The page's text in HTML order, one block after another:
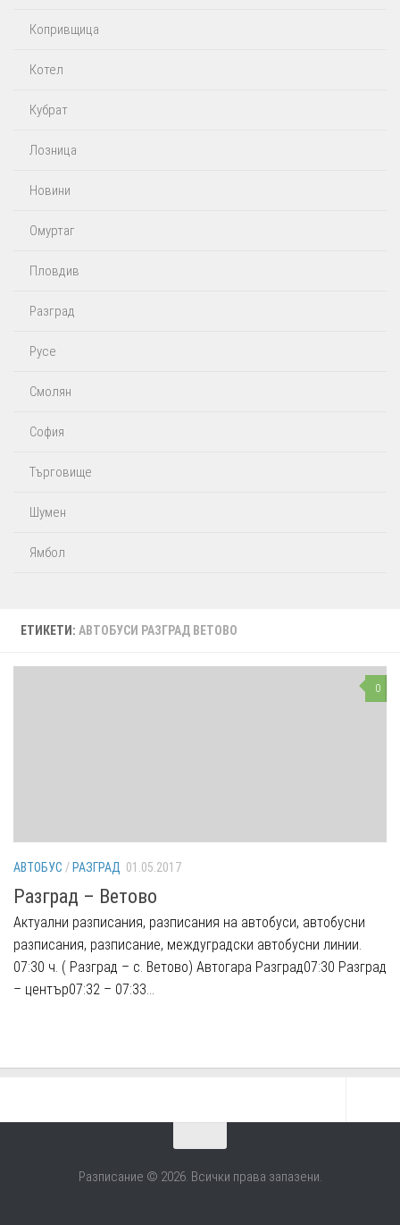
ЕТИКЕТИ: АВТОБУСИ РАЗГРАД ВЕТОВО
0
АВТОБУС / РАЗГРАД 01.05.2017
Разград – Ветово
Aктуални разписания, разписания на автобуси, автобусни
разписания, разписание, междуградски автобусни линии.
07:30 ч. ( Разград – с. Ветово) Автогара Разград07:30 Разград
– център07:32 – 07:33...
Копривщица
Котел
Кубрат
Лозница
Новини
Омуртаг
Пловдив
Разград
Русе
Смолян
София
Търговище
Шумен
Ямбол
Разписание © 2026. Всички права запазени.